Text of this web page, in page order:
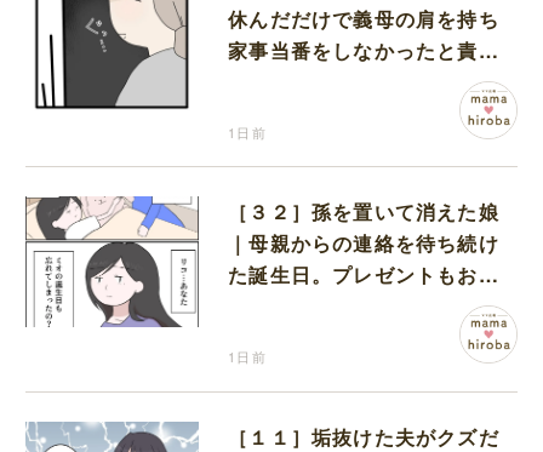
休んだだけで義母の肩を持ち
家事当番をしなかったと責め
1日前
［３２］孫を置いて消えた娘
｜母親からの連絡を待ち続け
た誕生日。プレゼントもお祝
1日前
［１１］垢抜けた夫がクズだ